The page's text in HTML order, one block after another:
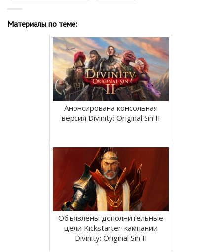
Материалы по теме:
Анонсирована консольная
версия Divinity: Original Sin II
Объявлены дополнительные
цели Kickstarter-кампании
Divinity: Original Sin II